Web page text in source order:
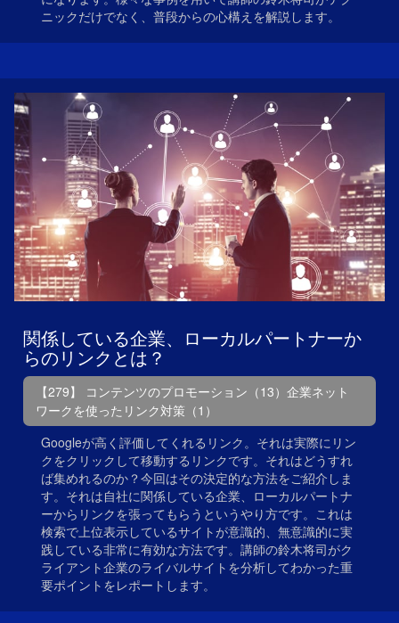
ニックだけでなく、普段からの心構えを解説します。
関係している企業、ローカルパートナーか
らのリンクとは？
【279】 コンテンツのプロモーション（13）企業ネット
ワークを使ったリンク対策（1）
Googleが高く評価してくれるリンク。それは実際にリン
クをクリックして移動するリンクです。それはどうすれ
ば集めれるのか？今回はその決定的な方法をご紹介しま
す。それは自社に関係している企業、ローカルパートナ
ーからリンクを張ってもらうというやり方です。これは
検索で上位表示しているサイトが意識的、無意識的に実
践している非常に有効な方法です。講師の鈴木将司がク
ライアント企業のライバルサイトを分析してわかった重
要ポイントをレポートします。